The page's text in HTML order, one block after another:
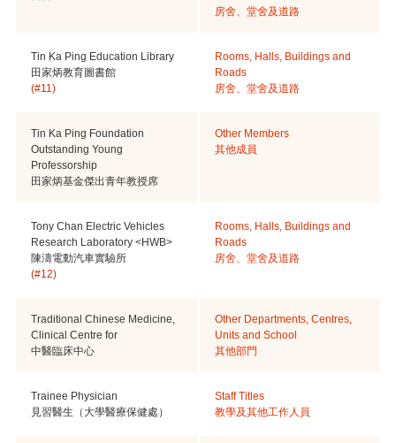
房舍、堂舍及道路
Tin Ka Ping Education Library
田家炳教育圖書館
(#11)
Rooms, Halls, Buildings and
Roads
房舍、堂舍及道路
Tin Ka Ping Foundation
Outstanding Young
Professorship
田家炳基金傑出青年教授席
Other Members
其他成員
Tony Chan Electric Vehicles
Research Laboratory <HWB>
陳濤電動汽車實驗所
(#12)
Rooms, Halls, Buildings and
Roads
房舍、堂舍及道路
Traditional Chinese Medicine,
Clinical Centre for
中醫臨床中心
Other Departments, Centres,
Units and School
其他部門
Trainee Physician
見習醫生（大學醫療保健處）
Staff Titles
教學及其他工作人員